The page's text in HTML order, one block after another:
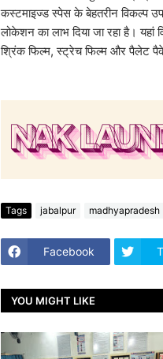
कस्टमाइज्ड स्पेस के बेहतरीन विकल्प
लोकेशन का लाभ दिया जा रहा है। यहां
श्रिंक फिल्म, स्ट्रेच फिल्म और पैलेट
Tags jabalpur madhyapradesh
Facebook
YOU MIGHT LIKE